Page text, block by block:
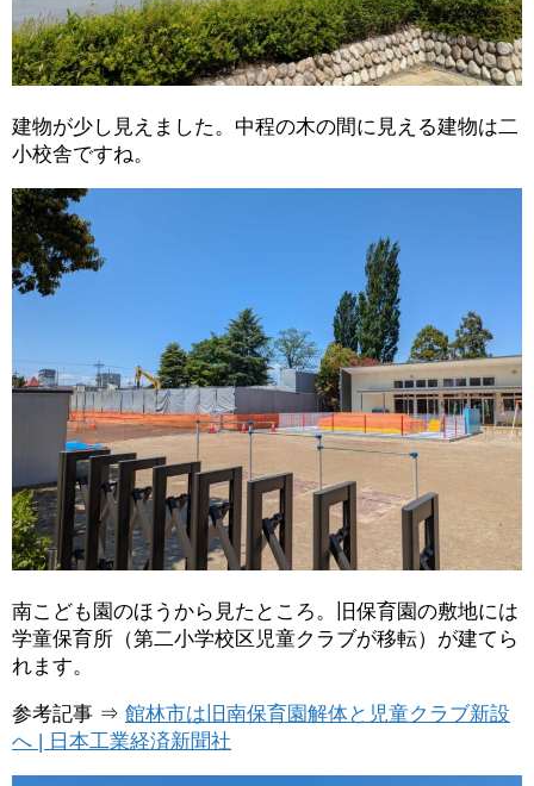
建物が少し見えました。中程の木の間に見える建物は二
小校舎ですね。
南こども園のほうから見たところ。旧保育園の敷地には
学童保育所（第二小学校区児童クラブが移転）が建てら
れます。
参考記事 ⇒ 館林市は旧南保育園解体と児童クラブ新設
へ | 日本工業経済新聞社